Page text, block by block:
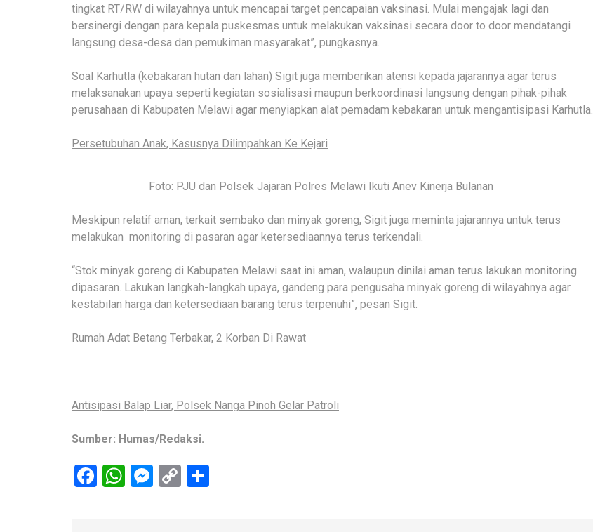
tingkat RT/RW di wilayahnya untuk mencapai target pencapaian vaksinasi. Mulai mengajak lagi dan
bersinergi dengan para kepala puskesmas untuk melakukan vaksinasi secara door to door mendatangi
langsung desa-desa dan pemukiman masyarakat”, pungkasnya.
Soal Karhutla (kebakaran hutan dan lahan) Sigit juga memberikan atensi kepada jajarannya agar terus
melaksanakan upaya seperti kegiatan sosialisasi maupun berkoordinasi langsung dengan pihak-pihak
perusahaan di Kabupaten Melawi agar menyiapkan alat pemadam kebakaran untuk mengantisipasi Karhutla.
Persetubuhan Anak, Kasusnya Dilimpahkan Ke Kejari
Foto: PJU dan Polsek Jajaran Polres Melawi Ikuti Anev Kinerja Bulanan
Meskipun relatif aman, terkait sembako dan minyak goreng, Sigit juga meminta jajarannya untuk terus
melakukan monitoring di pasaran agar ketersediaannya terus terkendali.
“Stok minyak goreng di Kabupaten Melawi saat ini aman, walaupun dinilai aman terus lakukan monitoring
dipasaran. Lakukan langkah-langkah upaya, gandeng para pengusaha minyak goreng di wilayahnya agar
kestabilan harga dan ketersediaan barang terus terpenuhi”, pesan Sigit.
Rumah Adat Betang Terbakar, 2 Korban Di Rawat
Antisipasi Balap Liar, Polsek Nanga Pinoh Gelar Patroli
Sumber: Humas/Redaksi.
Facebook
WhatsApp
Messenger
Copy